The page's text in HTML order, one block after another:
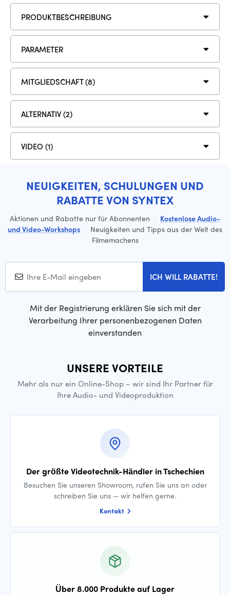
PRODUKTBESCHREIBUNG
PARAMETER
MITGLIEDSCHAFT (8)
ALTERNATIV (2)
VIDEO (1)
NEUIGKEITEN, SCHULUNGEN UND
RABATTE VON SYNTEX
Aktionen und Rabatte nur für Abonnenten · Kostenlose Audio-
und Video-Workshops · Neuigkeiten und Tipps aus der Welt des
Filmemachens
ICH WILL RABATTE!
Mit der Registrierung erklären Sie sich mit der
Verarbeitung Ihrer personenbezogenen Daten
einverstanden
UNSERE VORTEILE
Mehr als nur ein Online-Shop – wir sind Ihr Partner für
Ihre Audio- und Videoproduktion
Der größte Videotechnik-Händler in Tschechien
Besuchen Sie unseren Showroom, rufen Sie uns an oder
schreiben Sie uns — wir helfen gerne.
Kontakt
Über 8.000 Produkte auf Lager